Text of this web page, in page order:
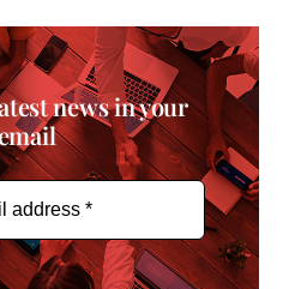
news in your